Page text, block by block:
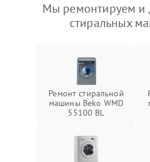
Мы ремонтируем и
стиральных
Ремонт стиральной
машины Beko WMD
55100 BL